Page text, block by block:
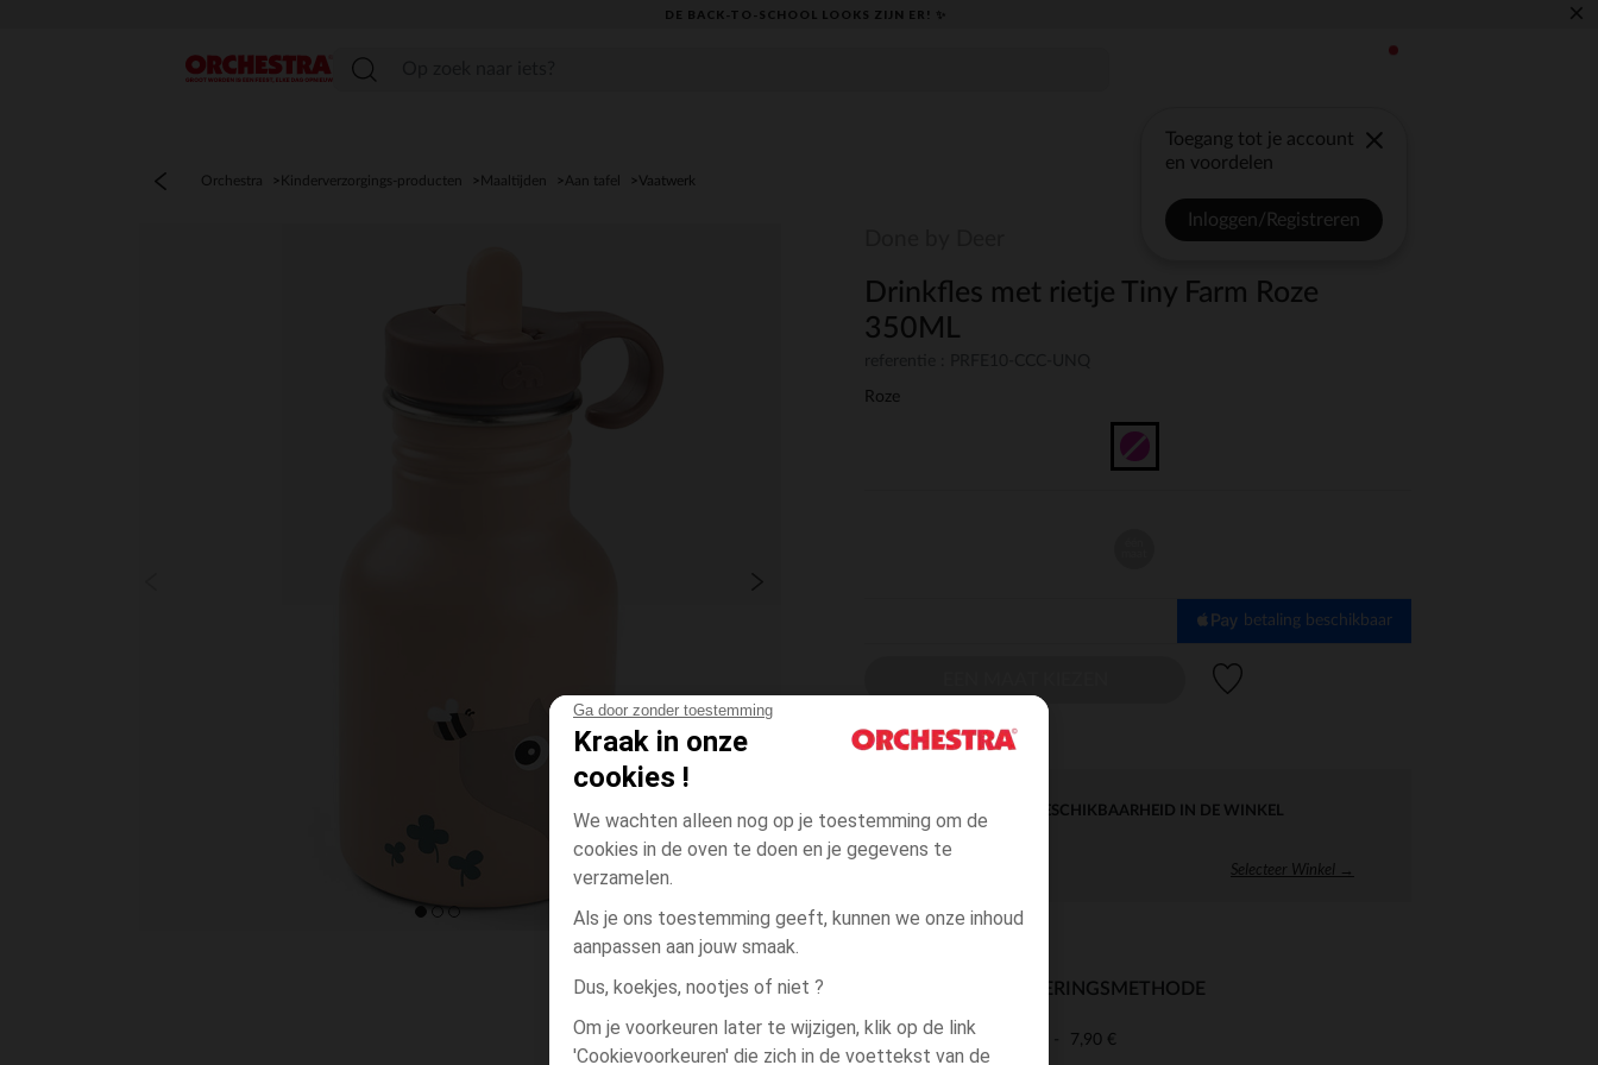
Ga door zonder toestemming
Kraak in onze
cookies !
We wachten alleen nog op je toestemming om de
cookies in de oven te doen en je gegevens te
verzamelen.
Als je ons toestemming geeft, kunnen we onze inhoud
aanpassen aan jouw smaak.
Dus, koekjes, nootjes of niet ?
Om je voorkeuren later te wijzigen, klik op de link
'Cookievoorkeuren' die zich in de voettekst van de
DE BACK-TO-SCHOOL LOOKS ZIJN ER! ✨ ×
menu
Toegang tot je account
en voordelen
Inloggen/Registreren
Orchestra Kinderverzorgings-producten Maaltijden Aan tafel Vaatwerk
Drinkfles met rietje Tiny Farm Roze
350ML
Roze
betaling beschikbaar
DIRECTE BESCHIKBAARHEID IN DE WINKEL
Selecteer Winkel →
BESCHIKBAARE LEVERINGSMETHODE
levering aan huis 7,90 €